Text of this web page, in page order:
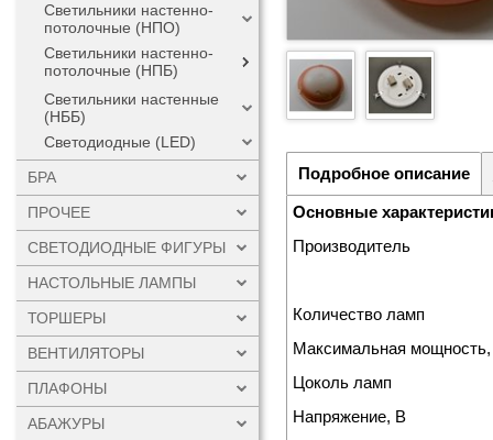
Светильники настенно-
потолочные (НПО)
Светильники настенно-
потолочные (НПБ)
Светильники настенные
(НББ)
Светодиодные (LED)
БРА
ПРОЧЕЕ
СВЕТОДИОДНЫЕ ФИГУРЫ
НАСТОЛЬНЫЕ ЛАМПЫ
ТОРШЕРЫ
ВЕНТИЛЯТОРЫ
ПЛАФОНЫ
АБАЖУРЫ
Подробное описание
Основные
Производитель
Количество ламп
Максимальная
Цоколь ламп
Напряжение, В